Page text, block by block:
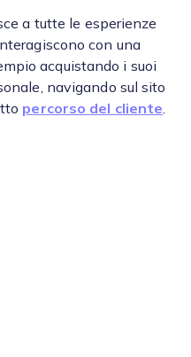
a tutte le esperienze
con una
acquistando i suoi
navigando sul sito
percorso del cliente